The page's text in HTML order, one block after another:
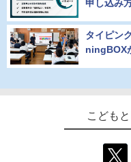
申し込み
タイピン
ningBOX
こども